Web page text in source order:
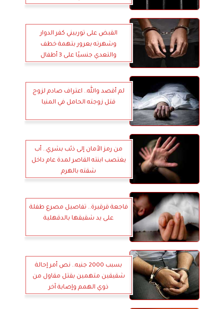
القبض على توربيني كفر الدوار
وشهرته بعرور بتهمة خطف
والتعدي جنسيًا على 3 أطفال
لم أقصد والله.. اعتراف صادم لزوج
قتل زوجته الحامل في المنيا
من رمز الأمان إلى ذئب بشري.. أب
يغتصب ابنته القاصر لمدة عام داخل
شقته بالهرم
فاجعة قرقيرة.. تفاصيل مصرع طفلة
على يد شقيقها بالدقهلية
بسبب 2000 جنيه.. نص أمر إحالة
شقيقين متهمين بقتل مقاول من
ذوي الهمم وإصابة آخر